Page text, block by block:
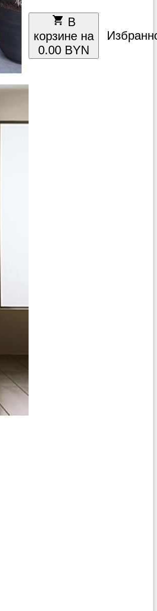
local_grocery_store В
корзине на
0.00 BYN